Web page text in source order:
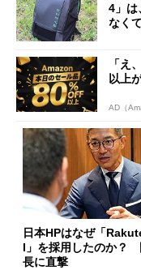
4」
なく
「え
以上
AD（
日本HPはなぜ「
I」を採用したのか？
長に直撃